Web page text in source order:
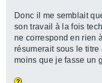
Donc il me semblait
son travail à la fois
ne correspond en rien
résumerait sous le
moins que je fasse un